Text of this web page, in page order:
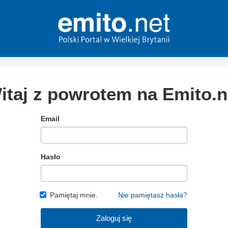
z powrotem na
Email
Hasło
Pamiętaj mnie. Nie pamiętasz hasła?
Zaloguj się